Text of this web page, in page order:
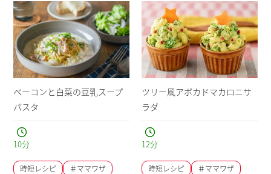
ベーコンと白菜の豆乳スープ
パスタ
10分
時短レシピ ＃ママワザ
ツリー風アボカドマカロニサ
ラダ
12分
時短レシピ ＃ママワザ